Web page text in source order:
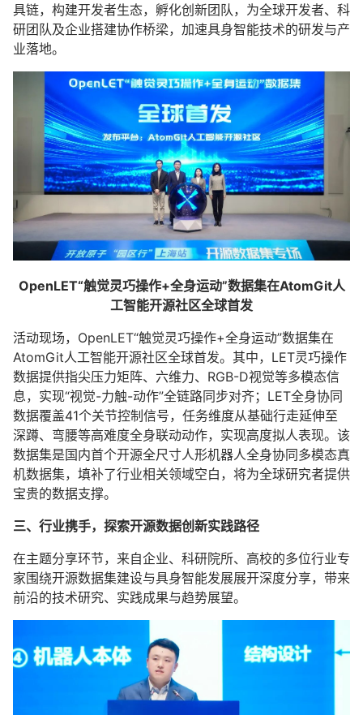
具链，构建开发者生态，孵化创新团队，为全球开发者、科
研团队及企业搭建协作桥梁，加速具身智能技术的研发与产
业落地。
OpenLET“触觉灵巧操作+全身运动”数据集在AtomGit人
工智能开源社区全球首发
活动现场，OpenLET“触觉灵巧操作+全身运动”数据集在
AtomGit人工智能开源社区全球首发。其中，LET灵巧操作
数据提供指尖压力矩阵、六维力、RGB-D视觉等多模态信
息，实现“视觉-力触-动作”全链路同步对齐；LET全身协同
数据覆盖41个关节控制信号，任务维度从基础行走延伸至
深蹲、弯腰等高难度全身联动动作，实现高度拟人表现。该
数据集是国内首个开源全尺寸人形机器人全身协同多模态真
机数据集，填补了行业相关领域空白，将为全球研究者提供
宝贵的数据支撑。
三、行业携手，探索开源数据创新实践路径
在主题分享环节，来自企业、科研院所、高校的多位行业专
家围绕开源数据集建设与具身智能发展展开深度分享，带来
前沿的技术研究、实践成果与趋势展望。